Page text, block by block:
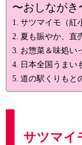
〜おしながき
サツマイモ（紅
夏も賑やか、直
お惣菜＆味処い
日本全国うまい
道の駅くりもと
サツマイ